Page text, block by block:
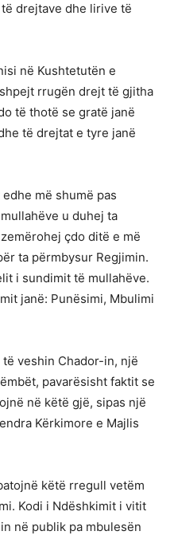
drejtave dhe lirive të
në Kushtetutën e
rrugën drejt të gjitha
të thotë se gratë janë
të drejtat e tyre janë
më shumë pas
u duhej ta
çdo ditë e më
ta përmbysur Regjimin.
i sundimit të mullahëve.
janë: Punësimi, Mbulimi
veshin Chador-in, një
pavarësisht faktit se
në këtë gjë, sipas një
Kërkimore e Majlis
këtë rregull vetëm
Kodi i Ndëshkimit i vitit
në publik pa mbulesën